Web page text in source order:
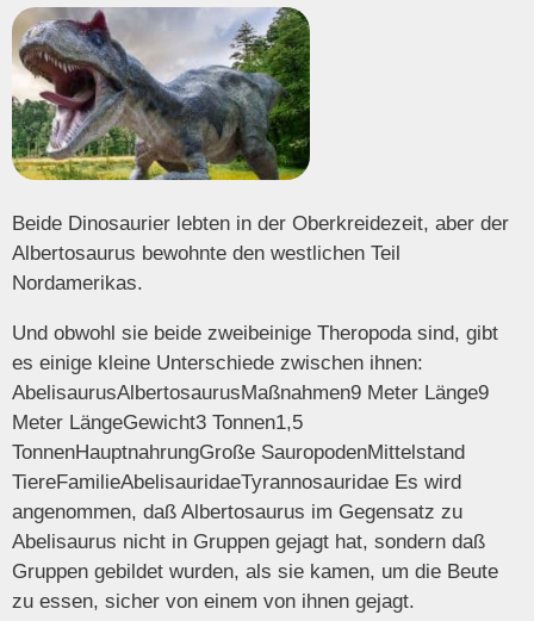
Beide Dinosaurier lebten in der Oberkreidezeit, aber der
Albertosaurus bewohnte den westlichen Teil
Nordamerikas.
Und obwohl sie beide zweibeinige Theropoda sind, gibt
es einige kleine Unterschiede zwischen ihnen:
AbelisaurusAlbertosaurusMaßnahmen9 Meter Länge9
Meter LängeGewicht3 Tonnen1,5
TonnenHauptnahrungGroße SauropodenMittelstand
TiereFamilieAbelisauridaeTyrannosauridae Es wird
angenommen, daß Albertosaurus im Gegensatz zu
Abelisaurus nicht in Gruppen gejagt hat, sondern daß
Gruppen gebildet wurden, als sie kamen, um die Beute
zu essen, sicher von einem von ihnen gejagt.